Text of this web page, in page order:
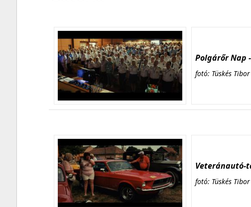
Polgárőr Nap
fotó: Tüskés Tibor
Veteránautó-
fotó: Tüskés Tibor